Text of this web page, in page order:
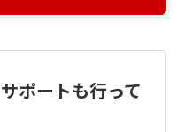
ポートも行って